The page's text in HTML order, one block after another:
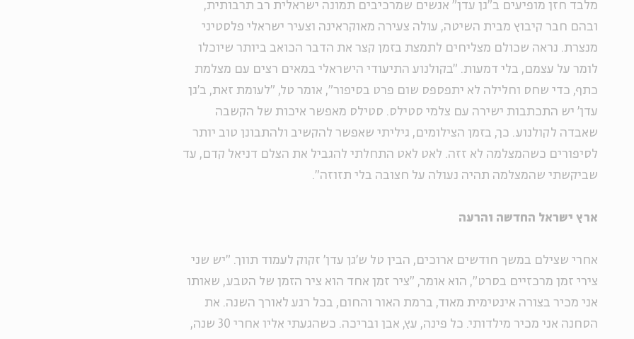
מלבד חזן מופיעים ב"גן עדן" אנשים שמרכיבים תמונה ישראלית רב תרבותית,
ובהם חבר קיבוץ מבית השיטה, עולה צעירה מאוקראינה וצעיר ישראלי פלסטיני
מנצרת. נראה שכולם מצליחים לתמצת בזמן קצר את הדבר הכואב ביותר שיוכלו
לומר על עצמם, בלי דמעות. "בקולנוע התיעודי הישראלי במאים רצים עם מצלמת
כתף, כדי שחס וחלילה לא יתפספס שום פרט בסיפור", אומר טל, "לעומת זאת, ב'גן
עדן' יש התכתבות ישירה עם צלמי סטילס. סטילס מאפשר איכות של הקשבה
שאבדה לקולנוע. כך, בזמן הצילומים, גיליתי שאפשר להקשיב ולהתבונן טוב יותר
לסיפורים כשהמצלמה לא זזה. לאט לאט התחלתי להגביל את הצלם דניאל קדם, עד
שביקשתי שהמצלמה תהיה נעולה על חצובה בלי תזוזה".
ארץ ישראל החדשה והרעה
אחרי שצילם במשך חודשים ארוכים, הבין טל ש'גן עדן' זקוק לעמוד תווך. "יש שני
צירי זמן מרכזיים בסרט", הוא אומר, "ציר זמן אחד הוא ציר הזמן של הטבע, שאותו
אני מכיר בצורה אינטימית מאוד, ברמת האור והחום, בכל רגע לאורך השנה. את
הסחנה אני מכיר מילדותי. כל פינה, עץ, אבן ובריכה. כשהגעתי אליו אחרי 30 שנה,